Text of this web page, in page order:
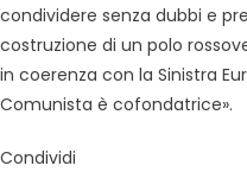
condividere senza dubbi e
costruzione di un polo
in coerenza con la Sinistra
Comunista è cofondatrice».
Condividi